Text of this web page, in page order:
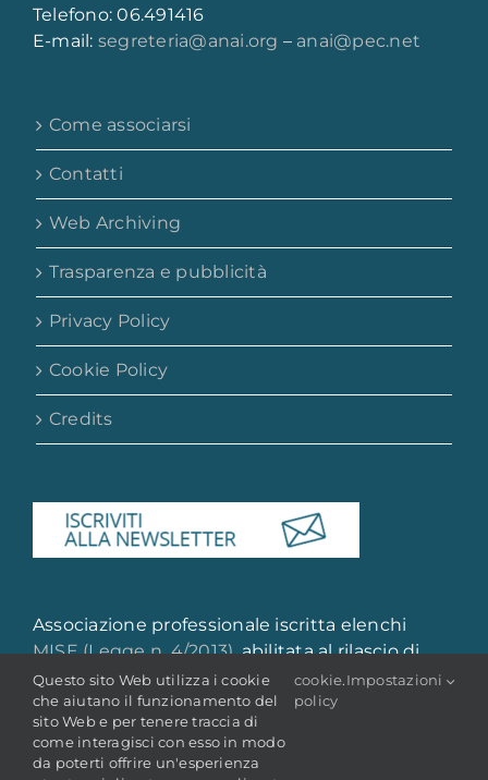
Telefono: 06.491416
E-mail: segreteria@anai.org – anai@pec.net
Come associarsi
Contatti
Web Archiving
Trasparenza e pubblicità
Privacy Policy
Cookie Policy
Credits
Associazione professionale iscritta elenchi
MISE (Legge n. 4/2013), abilitata al rilascio di
attestazione di qualità e qualificazione
professionale
Questo sito Web utilizza i cookie
che aiutano il funzionamento del
sito Web e per tenere traccia di
come interagisci con esso in modo
da poterti offrire un'esperienza
cookie
policy
.Impostazioni